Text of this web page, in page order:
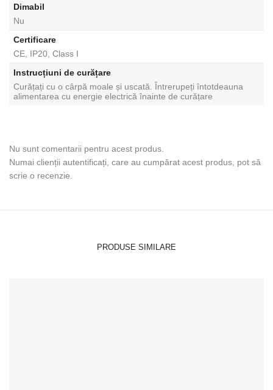
Dimabil
Nu
Certificare
CE, IP20, Class I
Instrucțiuni de curățare
Curățați cu o cârpă moale și uscată. Întrerupeți întotdeauna
alimentarea cu energie electrică înainte de curățare
Nu sunt comentarii pentru acest produs.
Numai clienții autentificați, care au cumpărat acest produs, pot să
scrie o recenzie.
PRODUSE SIMILARE